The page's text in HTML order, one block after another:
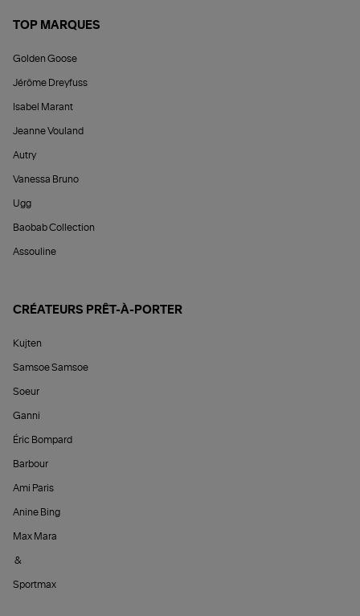
TOP MARQUES
Golden Goose
Jérôme Dreyfuss
Isabel Marant
Jeanne Vouland
Autry
Vanessa Bruno
Ugg
Baobab Collection
Assouline
CRÉATEURS PRÊT-À-PORTER
Kujten
Samsoe Samsoe
Soeur
Ganni
Éric Bompard
Barbour
Ami Paris
Anine Bing
Max Mara
&
Sportmax